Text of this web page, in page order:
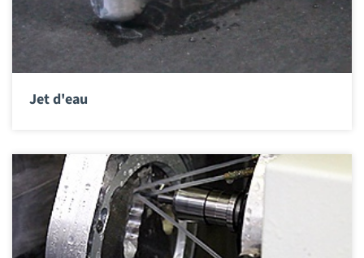
Jet d'eau